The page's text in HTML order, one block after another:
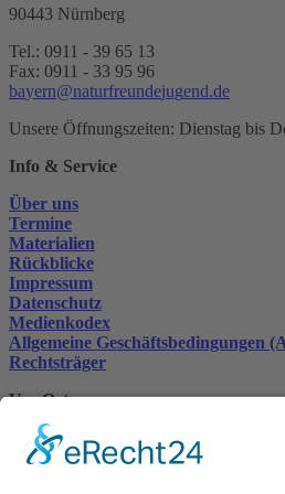
90443 Nürnberg
Tel.: 0911 - 39 65 13
Fax: 0911 - 33 95 96
bayern naturfreundejugend.de
Unsere Öffnungszeiten: Dienstag bis
Info & Service
Über uns
Termine
Materialien
Rückblicke
Impressum
Datenschutz
Medienkodex
Allgemeine Geschäftsbedingungen
Rechtsträger
Vor Ort
Mittelfranken
München